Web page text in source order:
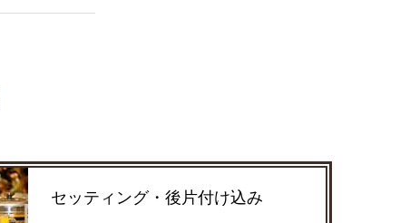
セッティング・後片付け込み